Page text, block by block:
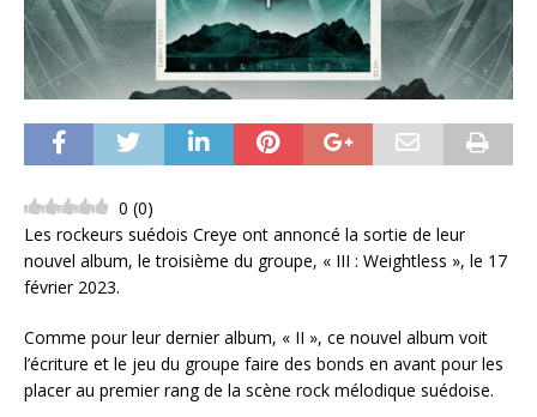
0 (0)
Les rockeurs suédois Creye ont annoncé la sortie de leur
nouvel album, le troisième du groupe, « III : Weightless », le 17
février 2023.
Comme pour leur dernier album, « II », ce nouvel album voit
l’écriture et le jeu du groupe faire des bonds en avant pour les
placer au premier rang de la scène rock mélodique suédoise.